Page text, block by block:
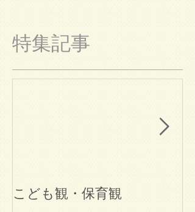
特集記事
こども観・保育観